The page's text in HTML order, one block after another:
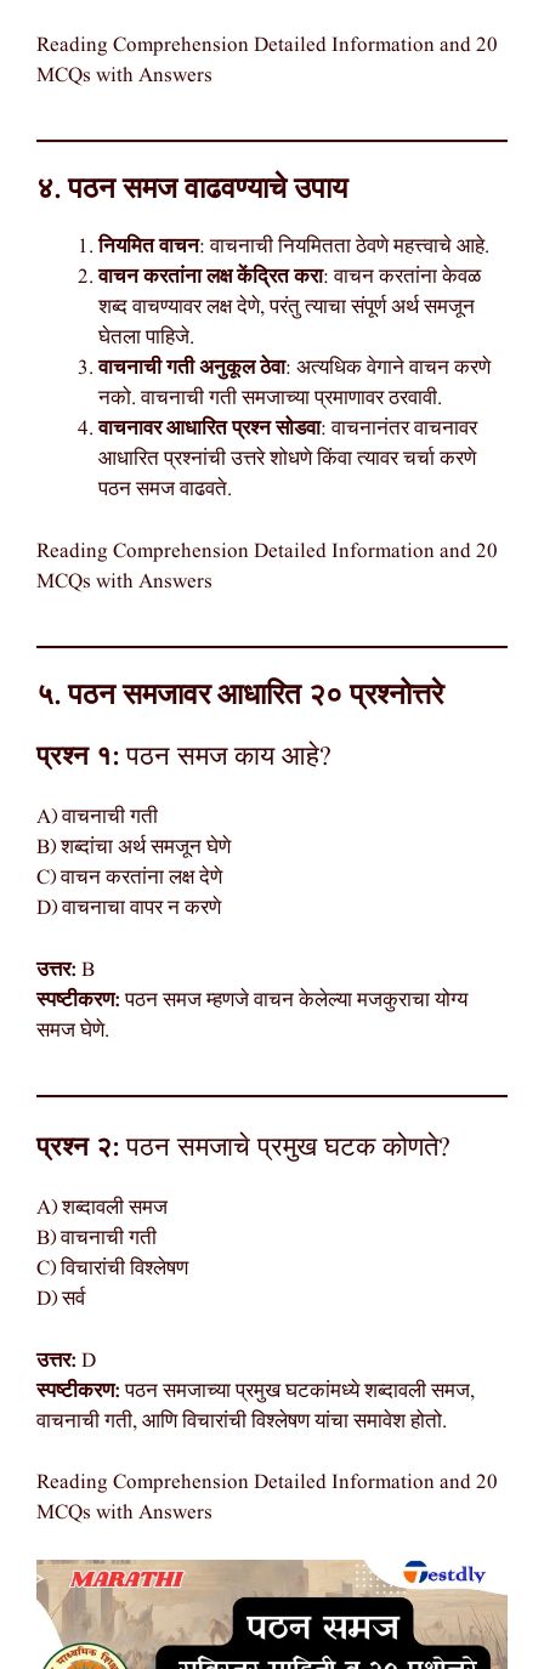
Reading Comprehension Detailed Information and 20
MCQs with Answers
४. पठन समज वाढवण्याचे उपाय
नियमित वाचन: वाचनाची नियमितता ठेवणे महत्त्वाचे आहे.
वाचन करतांना लक्ष केंद्रित करा: वाचन करतांना केवळ
शब्द वाचण्यावर लक्ष देणे, परंतु त्याचा संपूर्ण अर्थ समजून
घेतला पाहिजे.
वाचनाची गती अनुकूल ठेवा: अत्यधिक वेगाने वाचन करणे
नको. वाचनाची गती समजाच्या प्रमाणावर ठरवावी.
वाचनावर आधारित प्रश्न सोडवा: वाचनानंतर वाचनावर
आधारित प्रश्नांची उत्तरे शोधणे किंवा त्यावर चर्चा करणे
पठन समज वाढवते.
Reading Comprehension Detailed Information and 20
MCQs with Answers
५. पठन समजावर आधारित २० प्रश्नोत्तरे
प्रश्न १:पठन समज काय आहे?
A) वाचनाची गती
B) शब्दांचा अर्थ समजून घेणे
C) वाचन करतांना लक्ष देणे
D) वाचनाचा वापर न करणे
उत्तर: B
स्पष्टीकरण:पठन समज म्हणजे वाचन केलेल्या मजकुराचा योग्य
समज घेणे.
प्रश्न २:पठन समजाचे प्रमुख घटक कोणते?
A) शब्दावली समज
B) वाचनाची गती
C) विचारांची विश्लेषण
D) सर्व
उत्तर: D
स्पष्टीकरण:पठन समजाच्या प्रमुख घटकांमध्ये शब्दावली समज,
वाचनाची गती, आणि विचारांची विश्लेषण यांचा समावेश होतो.
Reading Comprehension Detailed Information and 20
MCQs with Answers